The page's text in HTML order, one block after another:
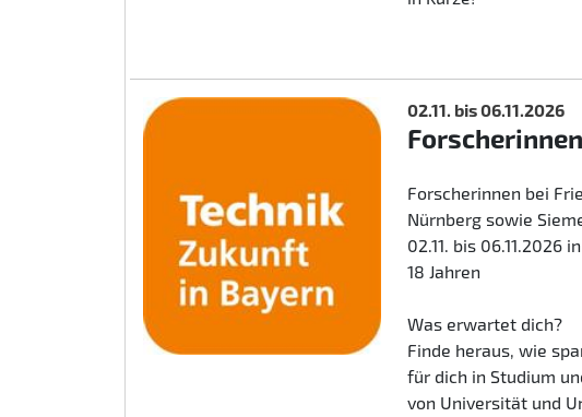
02.11. bis 06.11.2026
Forscherinnen bei
Nürnberg sowie
02.11. bis 06.11.2026
18 Jahren
Was erwartet dich?
Finde heraus, wie
für dich in Studium
von Universität und